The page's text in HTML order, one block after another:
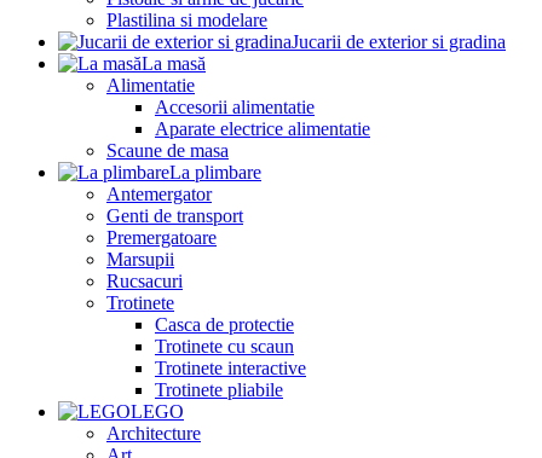
Plastilina si modelare
Jucarii de exterior si gradina
La masă
Alimentatie
Accesorii alimentatie
Aparate electrice alimentatie
Scaune de masa
La plimbare
Antemergator
Genti de transport
Premergatoare
Marsupii
Rucsacuri
Trotinete
Casca de protectie
Trotinete cu scaun
Trotinete interactive
Trotinete pliabile
LEGO
Architecture